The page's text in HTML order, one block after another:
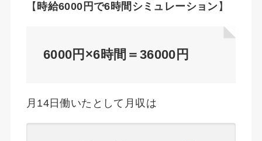
【 時給6000円で6時間シミュレーション 】
6000円×6時間＝36000円
月14日働いたとして月収は